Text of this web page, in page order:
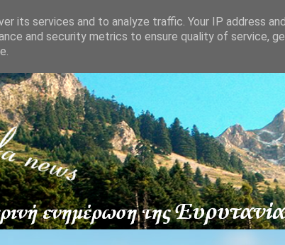
its services and to analyze traffic. Your IP address
and security metrics to ensure quality of service,